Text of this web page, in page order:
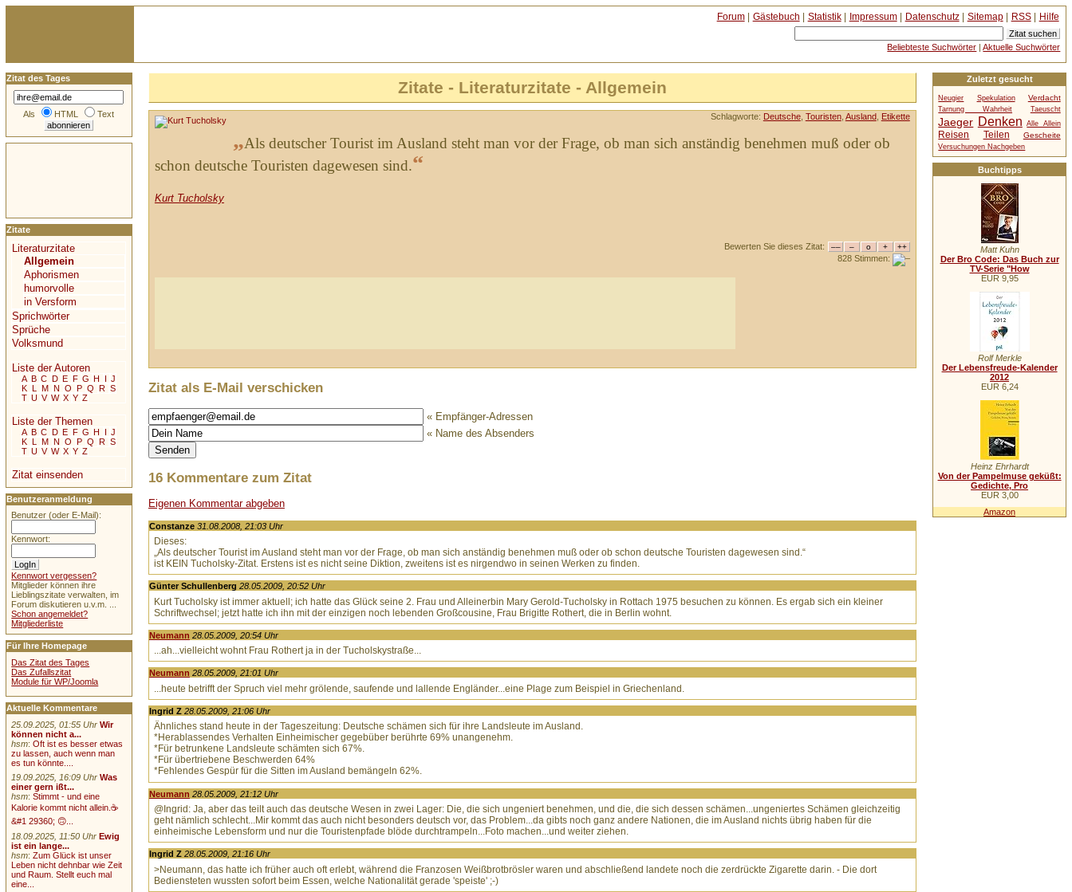
Zitate - Literaturzitate - Allgemein
Schlagworte: Deutsche, Touristen, Ausland Etikette
„Als deutscher Tourist im Ausland steht man vor der Frage, ob man sich anständig benehmen muß oder ob
schon deutsche Touristen dagewesen sind.“
Kurt Tucholsky
Bewerten Sie dieses Zitat:
828 Stimmen:
Zitat als E-Mail verschicken
« Empfänger-Adressen
« Name des Absenders
16 Kommentare zum Zitat
Eigenen Kommentar abgeben
Constanze 31.08.2008, 21:03 Uhr
Dieses:
„Als deutscher Tourist im Ausland steht man vor der Frage, ob man sich anständig benehmen muß oder ob schon deutsche Touristen dagewesen sind.“
ist KEIN Tucholsky-Zitat. Erstens ist es nicht seine Diktion, zweitens ist es nirgendwo in seinen Werken zu finden.
Günter Schullenberg 28.05.2009, 20:52 Uhr
Kurt Tucholsky ist immer aktuell; ich hatte das Glück seine 2. Frau und Alleinerbin Mary Gerold-Tucholsky in Rottach 1975 besuchen zu können. Es ergab sich ein kleiner
Schriftwechsel; jetzt hatte ich ihn mit der einzigen noch lebenden Großcousine, Frau Brigitte Rothert, die in Berlin wohnt.
Neumann 28.05.2009, 20:54 Uhr
...ah...vielleicht wohnt Frau Rothert ja in der Tucholskystraße...
Neumann 28.05.2009, 21:01 Uhr
...heute betrifft der Spruch viel mehr grölende, saufende und lallende Engländer...eine Plage zum Beispiel in Griechenland.
Ingrid Z 28.05.2009, 21:06 Uhr
Ähnliches stand heute in der Tageszeitung: Deutsche schämen sich für ihre Landsleute im Ausland.
*Herablassendes Verhalten Einheimischer gegebüber berührte 69% unangenehm.
*Für betrunkene Landsleute schämten sich 67%.
*Für übertriebene Beschwerden 64%
*Fehlendes Gespür für die Sitten im Ausland bemängeln 62%.
Neumann 28.05.2009, 21:12 Uhr
@Ingrid: Ja, aber das teilt auch das deutsche Wesen in zwei Lager: Die, die sich ungeniert benehmen, und die, die sich dessen schämen...ungeniertes Schämen gleichzeitig
geht nämlich schlecht...Mir kommt das auch nicht besonders deutsch vor, das Problem...da gibts noch ganz andere Nationen, die im Ausland nichts übrig haben für die
einheimische Lebensform und nur die Touristenpfade blöde durchtrampeln...Foto machen...und weiter ziehen.
Ingrid Z 28.05.2009, 21:16 Uhr
>Neumann, das hatte ich früher auch oft erlebt, während die Franzosen Weißbrotbrösler waren und abschließend landete noch die zerdrückte Zigarette darin. - Die dort
Bediensteten wussten sofort beim Essen, welche Nationalität gerade 'speiste' ;-)
Zuletzt gesucht
Neugier Spekulation Verdacht
Tarnung Wahrheit Taeuscht
Jaeger Denken Alle Allein
Reisen Teilen Gescheite
Versuchungen Nachgeben
Buchtipps
Matt Kuhn
Der Bro Code: Das Buch zur
TV-Serie "How
EUR 9,95
Rolf Merkle
Der Lebensfreude-Kalender
2012
EUR 6,24
Heinz Ehrhardt
Von der Pampelmuse geküßt:
Gedichte, Pro
EUR 3,00
Amazon
Zitat des Tages
Als HTML Text
Zitate
Literaturzitate
Allgemein
Aphorismen
humorvolle
in Versform
Sprichwörter
Sprüche
Volksmund
Liste der Autoren
A B C D E F G H I J
K L M N O P Q R S
T U V W X Y Z
Liste der Themen
A B C D E F G H I J
K L M N O P Q R S
T U V W X Y Z
Zitat einsenden
Benutzeranmeldung
Benutzer (oder E-Mail):
Kennwort:
Kennwort vergessen?
Mitglieder können ihre
Lieblingszitate verwalten, im
Forum diskutieren u.v.m. ...
Schon angemeldet?
Mitgliederliste
Für Ihre Homepage
Das Zitat des Tages
Das Zufallszitat
Module für WP/Joomla
Aktuelle Kommentare
25.09.2025, 01:55 Uhr Wir
können nicht a...
hsm:Oft ist es besser etwas
zu lassen, auch wenn man
es tun könnte....
19.09.2025, 16:09 Uhr Was
einer gern ißt...
hsm:Stimmt - und eine
Kalorie kommt nicht allein.☕
&#1 29360; 🙃...
18.09.2025, 11:50 Uhr Ewig
ist ein lange...
hsm:Zum Glück ist unser
Leben nicht dehnbar wie Zeit
und Raum. Stellt euch mal
eine...
Forum| Gästebuch | Statistik| Impressum| Datenschutz| Sitemap| RSS| Hilfe
Beliebteste Suchwörter |Aktuelle Suchwörter